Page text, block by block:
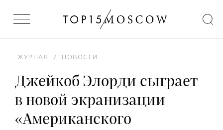
ЖУРНАЛ / НОВОСТИ
Джейкоб Элорди сыграет
в новой экранизации
«Американского